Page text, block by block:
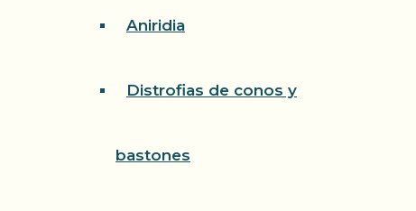
Aniridia
Distrofias de conos y
bastones